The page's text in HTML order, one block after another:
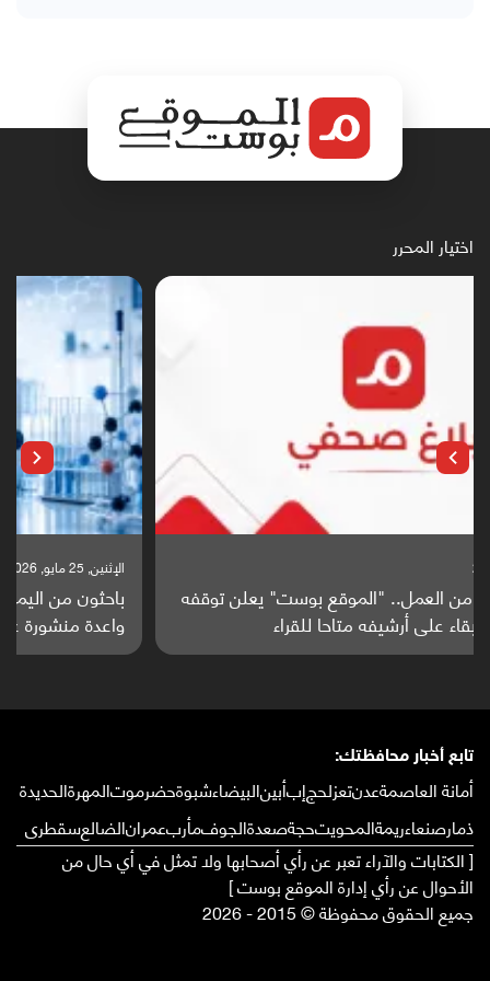
اختيار المحرر
باحثون من اليمن يدخلون سباق أبحاث ألزهايمر بدراسة
واعدة منشورة عالميا (ترجمة)
تابع أخبار محافظتك:
أمانة العاصمةعدنتعزلحجإبأبينالبيضاءشبوةحضرموتالمهرةالحديدة
ذمارصنعاءريمةالمحويتحجةصعدةالجوفمأربعمرانالضالعسقطرى
[ الكتابات والآراء تعبر عن رأي أصحابها ولا تمثل في أي حال من
الأحوال عن رأي إدارة الموقع بوست ]
جميع الحقوق محفوظة © 2015 - 2026